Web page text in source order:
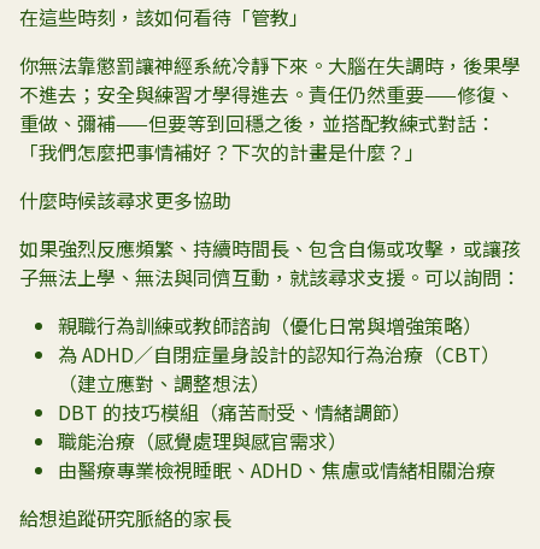
在這些時刻，該如何看待「管教」
你無法靠懲罰讓神經系統冷靜下來。大腦在失調時，後果學
不進去；安全與練習才學得進去。責任仍然重要——修復、
重做、彌補——但要等到回穩之後，並搭配教練式對話：
「我們怎麼把事情補好？下次的計畫是什麼？」
什麼時候該尋求更多協助
如果強烈反應頻繁、持續時間長、包含自傷或攻擊，或讓孩
子無法上學、無法與同儕互動，就該尋求支援。可以詢問：
親職行為訓練或教師諮詢（優化日常與增強策略）
為 ADHD／自閉症量身設計的認知行為治療（CBT）
（建立應對、調整想法）
DBT 的技巧模組（痛苦耐受、情緒調節）
職能治療（感覺處理與感官需求）
由醫療專業檢視睡眠、ADHD、焦慮或情緒相關治療
給想追蹤研究脈絡的家長